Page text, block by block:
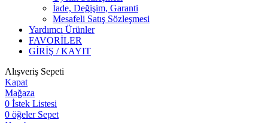
İade, Değişim, Garanti
Mesafeli Satış Sözleşmesi
Yardımcı Ürünler
FAVORİLER
GİRİŞ / KAYIT
Alışveriş Sepeti
Kapat
Mağaza
0 İstek Listesi
0 öğeler Sepet